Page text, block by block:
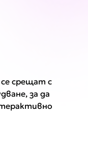
срещат с
за да